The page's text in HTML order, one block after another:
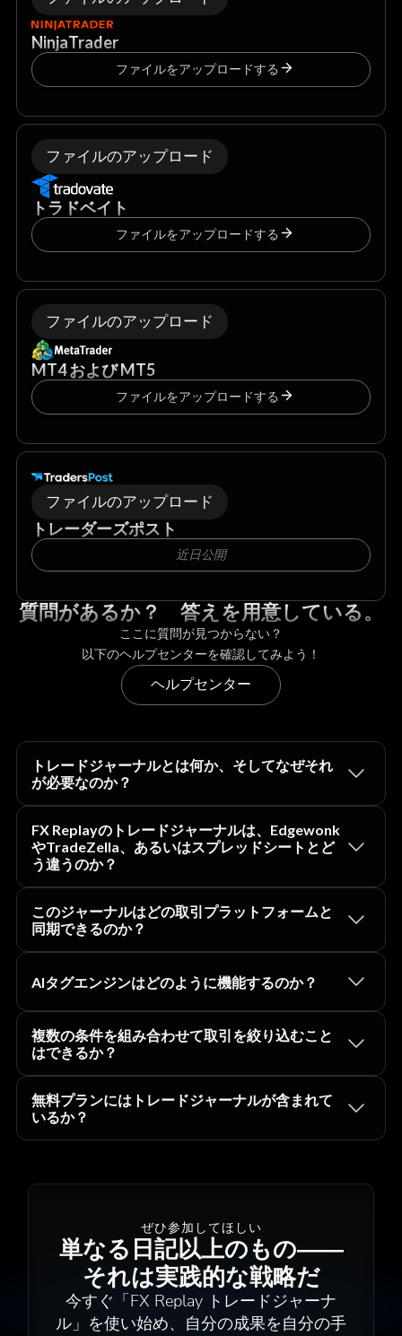
NinjaTrader
ファイルをアップロードする
ファイルのアップロード
トラドベイト
ファイルをアップロードする
ファイルのアップロード
MT4 および MT5
ファイルをアップロードする
ファイルのアップロード
トレーダーズポスト
近日公開
質問があるか？ 答えを用意している。
ここに質問が見つからない？
以下のヘルプセンターを確認してみよう！
ヘルプセンター
トレードジャーナルとは何か、そしてなぜそれ
が必要なのか？
FX Replayのトレードジャーナルは、Edgewonk
やTradeZella、あるいはスプレッドシートとど
う違うのか？
このジャーナルはどの取引プラットフォームと
同期できるのか？
AIタグエンジンはどのように機能するのか？
複数の条件を組み合わせて取引を絞り込むこと
はできるか？
無料プランにはトレードジャーナルが含まれて
いるか？
ぜひ参加してほしい
単なる日記以上のもの――
それは実践的な戦略だ
今すぐ「FX Replay トレードジャーナ
ル」を使い始め、自分の成果を自分の手